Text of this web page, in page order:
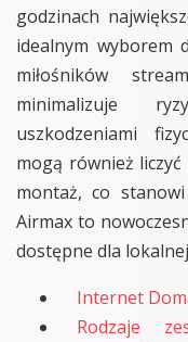
godzinach
idealnym wyborem
miłośników
minimalizuje
uszkodzeniami
mogą również
montaż, co
Airmax to
dostępne dla
Internet
Rodzaje